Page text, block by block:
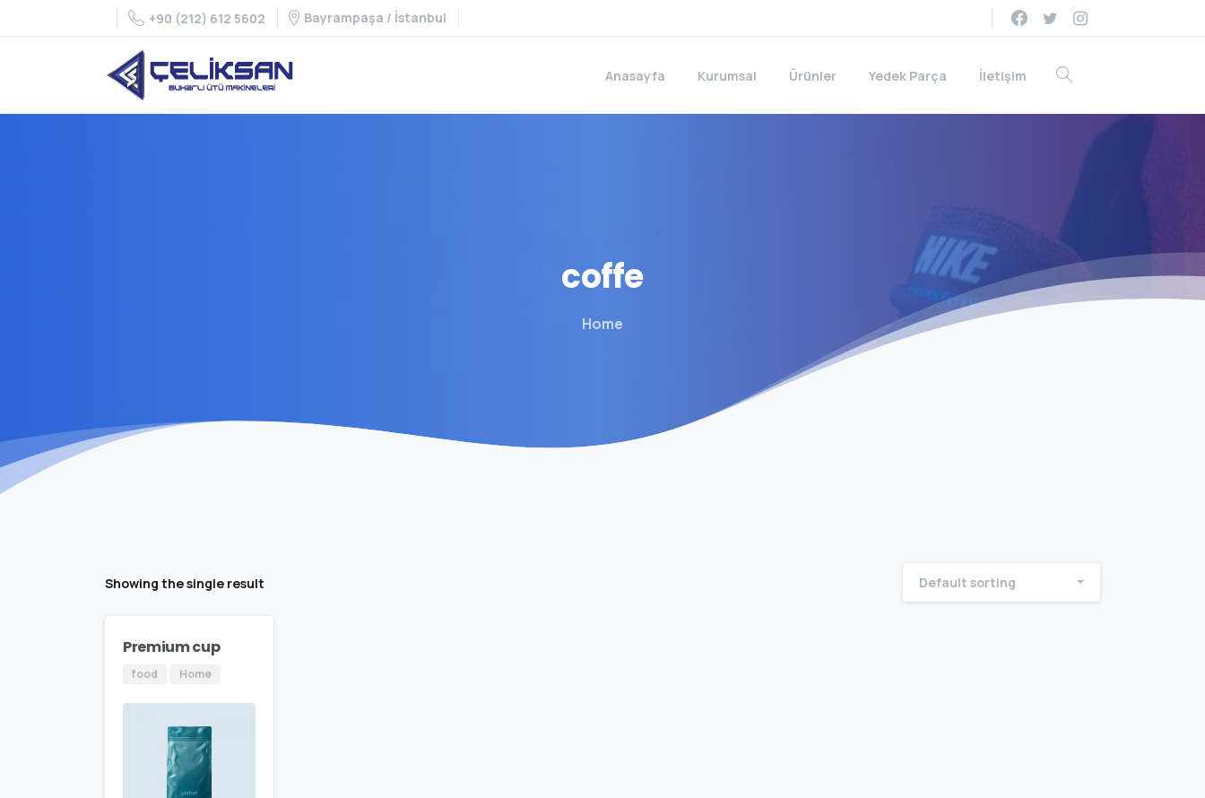
+90 (212) 612 5602 Bayrampaşa / İstanbul
Anasayfa Kurumsal Ürünler Yedek Parça İletişim
coffe
Home
Showing the single result Default sorting
Premium cup
food Home